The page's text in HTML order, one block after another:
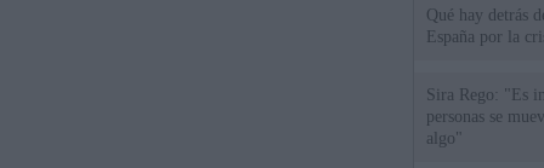
Qué hay detrás
España por la
Sira Rego: "Es
personas se
algo"